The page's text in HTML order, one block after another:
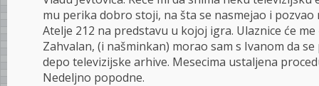
mu perika dobro stoji, na šta se nasmejao i pozvao
Atelje 212 na predstavu u kojoj igra. Ulaznice će
Zahvalan, (i našminkan) morao sam s Ivanom da
depo televizijske arhive. Mesecima ustaljena
Nedeljno popodne.